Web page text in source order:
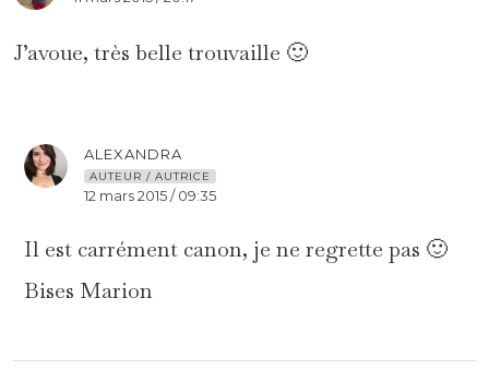
J’avoue, très belle trouvaille 🙂
ALEXANDRA
AUTEUR / AUTRICE
12 mars 2015 / 09:35
Il est carrément canon, je ne regrette pas 🙂
Bises Marion